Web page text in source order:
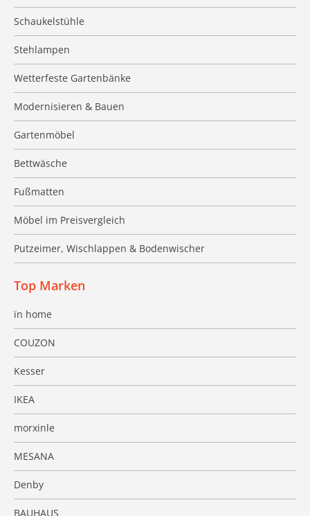
Schaukelstühle
Stehlampen
Wetterfeste Gartenbänke
Modernisieren & Bauen
Gartenmöbel
Bettwäsche
Fußmatten
Möbel im Preisvergleich
Putzeimer, Wischlappen & Bodenwischer
Top Marken
ïn home
COUZON
Kesser
IKEA
morxinle
MESANA
Denby
BAUHAUS